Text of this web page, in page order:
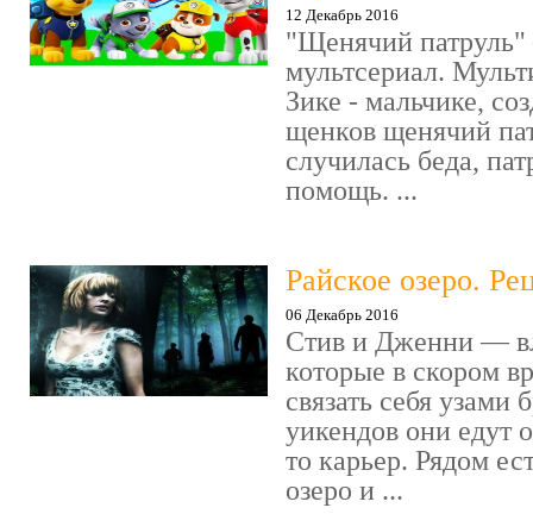
12 Декабрь 2016
"Щенячий патруль"
мультсериал.
Зике - мальчике,
щенков щенячий
случилась беда,
помощь. ...
Райское озеро.
06 Декабрь 2016
Стив и Дженни —
которые в скором
связать себя узами
уикендов они едут
то карьер. Рядом
озеро и ...